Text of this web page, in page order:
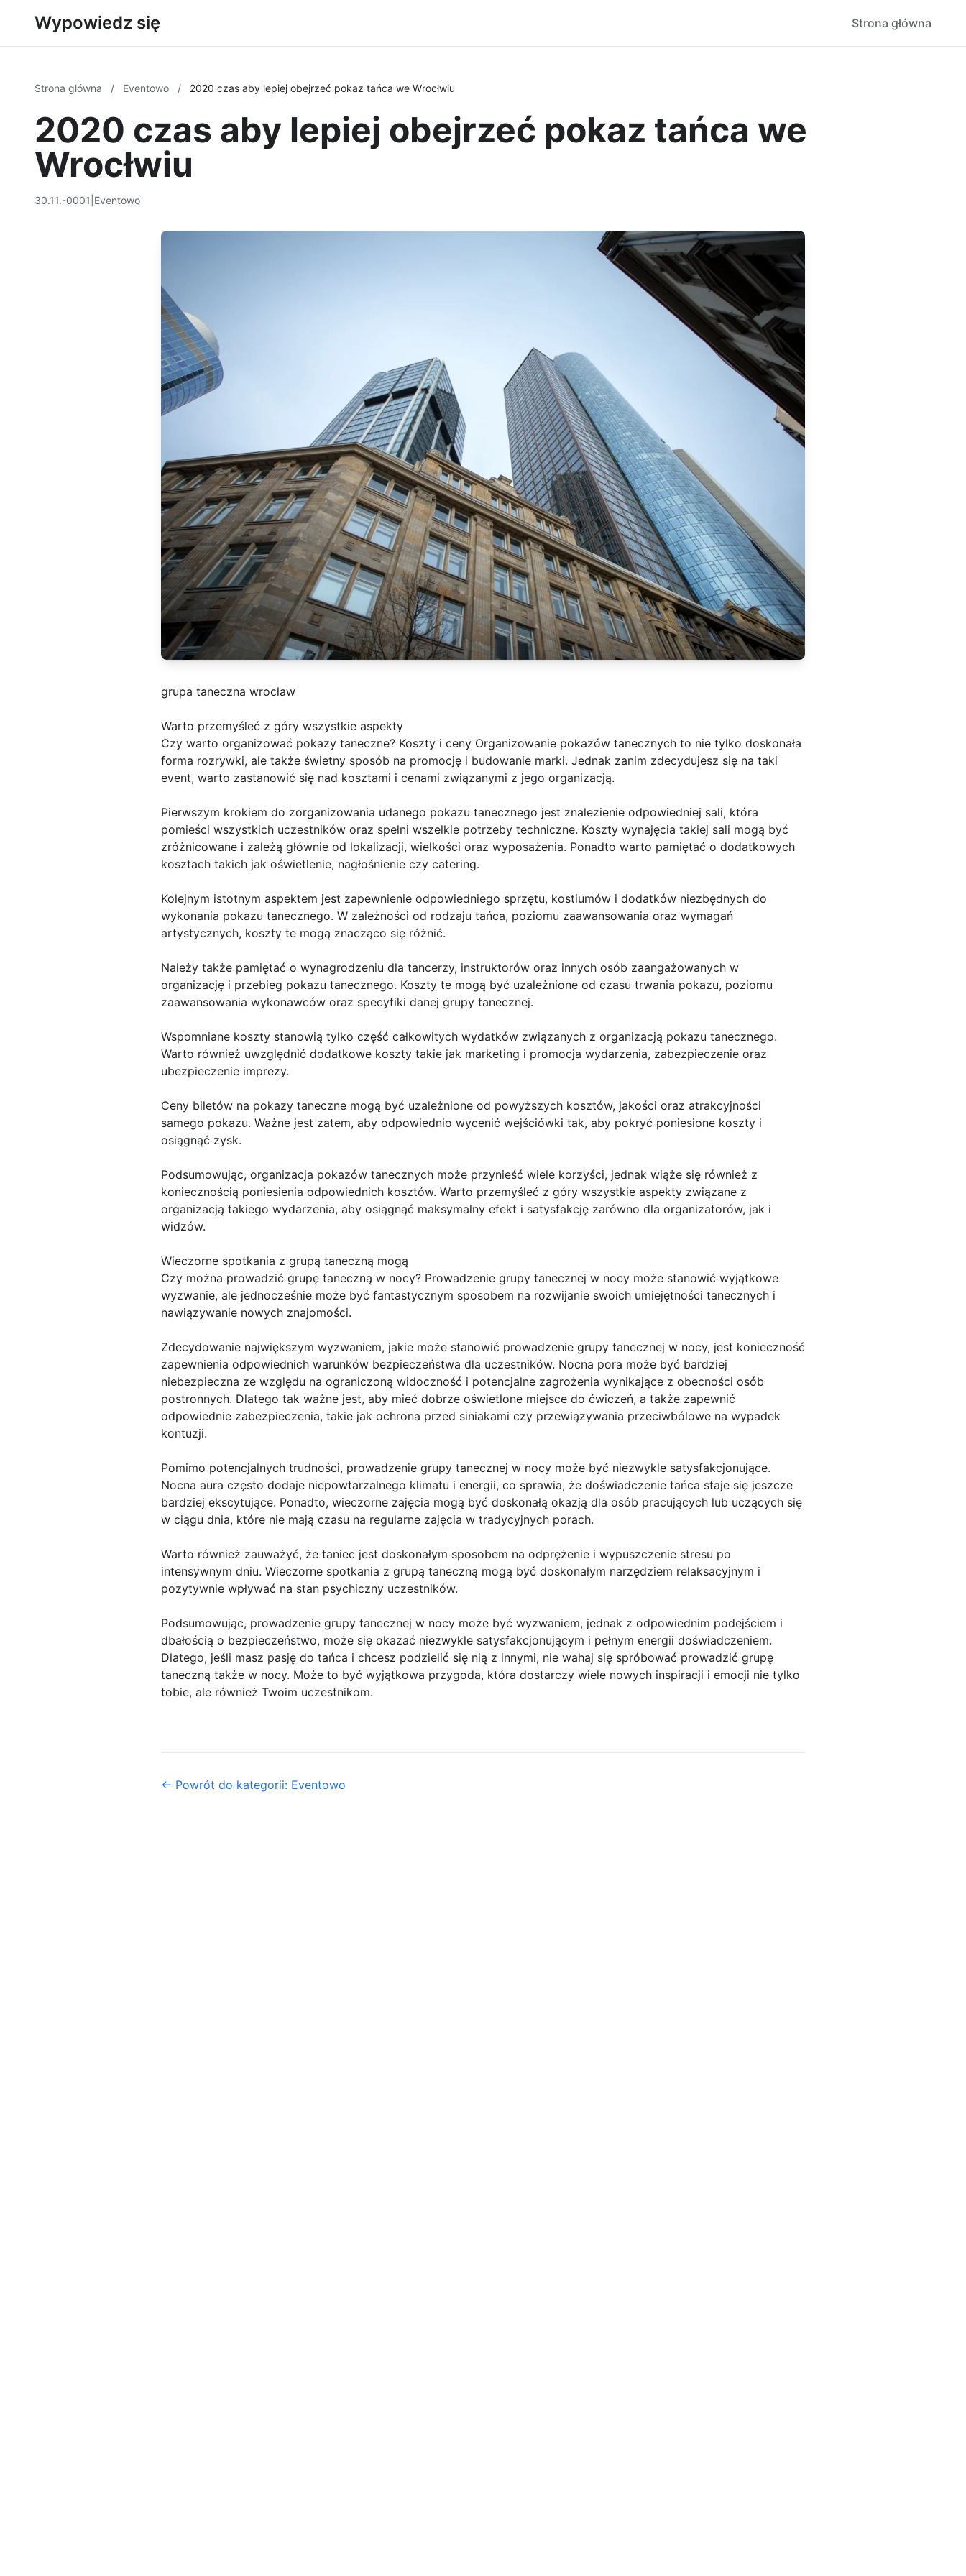
Wypowiedz się Strona główna
Strona główna / Eventowo / 2020 czas aby lepiej obejrzeć pokaz tańca we Wrocłwiu
2020 czas aby lepiej obejrzeć pokaz tańca we
Wrocłwiu
30.11.-0001 Eventowo
grupa taneczna wrocław
Warto przemyśleć z góry wszystkie aspekty
Czy warto organizować pokazy taneczne? Koszty i ceny Organizowanie pokazów tanecznych to nie tylko doskonała
forma rozrywki, ale także świetny sposób na promocję i budowanie marki. Jednak zanim zdecydujesz się na taki
event, warto zastanowić się nad kosztami i cenami związanymi z jego organizacją.
Pierwszym krokiem do zorganizowania udanego pokazu tanecznego jest znalezienie odpowiedniej sali, która
pomieści wszystkich uczestników oraz spełni wszelkie potrzeby techniczne. Koszty wynajęcia takiej sali mogą być
zróżnicowane i zależą głównie od lokalizacji, wielkości oraz wyposażenia. Ponadto warto pamiętać o dodatkowych
kosztach takich jak oświetlenie, nagłośnienie czy catering.
Kolejnym istotnym aspektem jest zapewnienie odpowiedniego sprzętu, kostiumów i dodatków niezbędnych do
wykonania pokazu tanecznego. W zależności od rodzaju tańca, poziomu zaawansowania oraz wymagań
artystycznych, koszty te mogą znacząco się różnić.
Należy także pamiętać o wynagrodzeniu dla tancerzy, instruktorów oraz innych osób zaangażowanych w
organizację i przebieg pokazu tanecznego. Koszty te mogą być uzależnione od czasu trwania pokazu, poziomu
zaawansowania wykonawców oraz specyfiki danej grupy tanecznej.
Wspomniane koszty stanowią tylko część całkowitych wydatków związanych z organizacją pokazu tanecznego.
Warto również uwzględnić dodatkowe koszty takie jak marketing i promocja wydarzenia, zabezpieczenie oraz
ubezpieczenie imprezy.
Ceny biletów na pokazy taneczne mogą być uzależnione od powyższych kosztów, jakości oraz atrakcyjności
samego pokazu. Ważne jest zatem, aby odpowiednio wycenić wejściówki tak, aby pokryć poniesione koszty i
osiągnąć zysk.
Podsumowując, organizacja pokazów tanecznych może przynieść wiele korzyści, jednak wiąże się również z
koniecznością poniesienia odpowiednich kosztów. Warto przemyśleć z góry wszystkie aspekty związane z
organizacją takiego wydarzenia, aby osiągnąć maksymalny efekt i satysfakcję zarówno dla organizatorów, jak i
widzów.
Wieczorne spotkania z grupą taneczną mogą
Czy można prowadzić grupę taneczną w nocy? Prowadzenie grupy tanecznej w nocy może stanowić wyjątkowe
wyzwanie, ale jednocześnie może być fantastycznym sposobem na rozwijanie swoich umiejętności tanecznych i
nawiązywanie nowych znajomości.
Zdecydowanie największym wyzwaniem, jakie może stanowić prowadzenie grupy tanecznej w nocy, jest konieczność
zapewnienia odpowiednich warunków bezpieczeństwa dla uczestników. Nocna pora może być bardziej
niebezpieczna ze względu na ograniczoną widoczność i potencjalne zagrożenia wynikające z obecności osób
postronnych. Dlatego tak ważne jest, aby mieć dobrze oświetlone miejsce do ćwiczeń, a także zapewnić
odpowiednie zabezpieczenia, takie jak ochrona przed siniakami czy przewiązywania przeciwbólowe na wypadek
kontuzji.
Pomimo potencjalnych trudności, prowadzenie grupy tanecznej w nocy może być niezwykle satysfakcjonujące.
Nocna aura często dodaje niepowtarzalnego klimatu i energii, co sprawia, że doświadczenie tańca staje się jeszcze
bardziej ekscytujące. Ponadto, wieczorne zajęcia mogą być doskonałą okazją dla osób pracujących lub uczących się
w ciągu dnia, które nie mają czasu na regularne zajęcia w tradycyjnych porach.
Warto również zauważyć, że taniec jest doskonałym sposobem na odprężenie i wypuszczenie stresu po
intensywnym dniu. Wieczorne spotkania z grupą taneczną mogą być doskonałym narzędziem relaksacyjnym i
pozytywnie wpływać na stan psychiczny uczestników.
Podsumowując, prowadzenie grupy tanecznej w nocy może być wyzwaniem, jednak z odpowiednim podejściem i
dbałością o bezpieczeństwo, może się okazać niezwykle satysfakcjonującym i pełnym energii doświadczeniem.
Dlatego, jeśli masz pasję do tańca i chcesz podzielić się nią z innymi, nie wahaj się spróbować prowadzić grupę
taneczną także w nocy. Może to być wyjątkowa przygoda, która dostarczy wiele nowych inspiracji i emocji nie tylko
tobie, ale również Twoim uczestnikom.
← Powrót do kategorii: Eventowo